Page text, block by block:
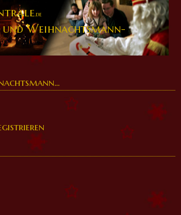
.de
Weihnachtsmann-